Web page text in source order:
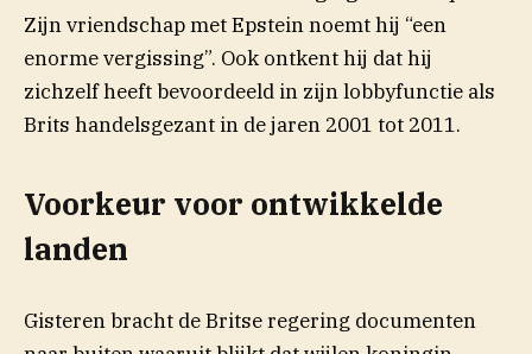
Zijn vriendschap met Epstein noemt hij “een
enorme vergissing”. Ook ontkent hij dat hij
zichzelf heeft bevoordeeld in zijn lobbyfunctie als
Brits handelsgezant in de jaren 2001 tot 2011.
Voorkeur voor ontwikkelde
landen
Gisteren bracht de Britse regering documenten